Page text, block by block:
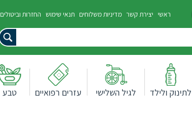
ראשי יצירת קשר מדיניות משלוחים תנאי שימוש החזרות וביטולים
לתינוק ולילד לגיל השלישי עזרים רפואיים טבע